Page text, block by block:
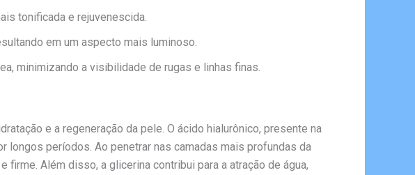
tonificada e rejuvenescida.
em um aspecto mais luminoso.
minimizando a visibilidade de rugas e linhas finas.
e a regeneração da pele. O ácido hialurônico, presente na
longos períodos. Ao penetrar nas camadas mais profundas da
firme. Além disso, a glicerina contribui para a atração de água,